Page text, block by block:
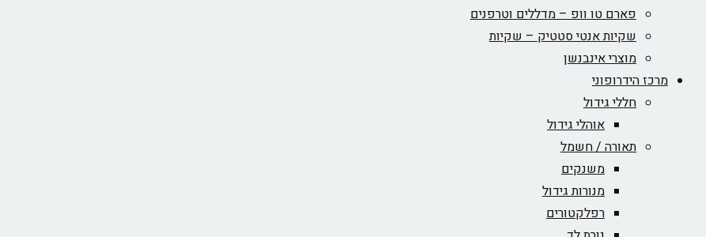
פארם טו וופ – מדללים וטרפנים
שקיות אנטי סטטיק – שקיות
מוצרי אינבנשן
מרכז הידרופוני
חללי גידול
אוהלי גידול
תאורה / חשמל
משנקים
מנורות גידול
רפלקטורים